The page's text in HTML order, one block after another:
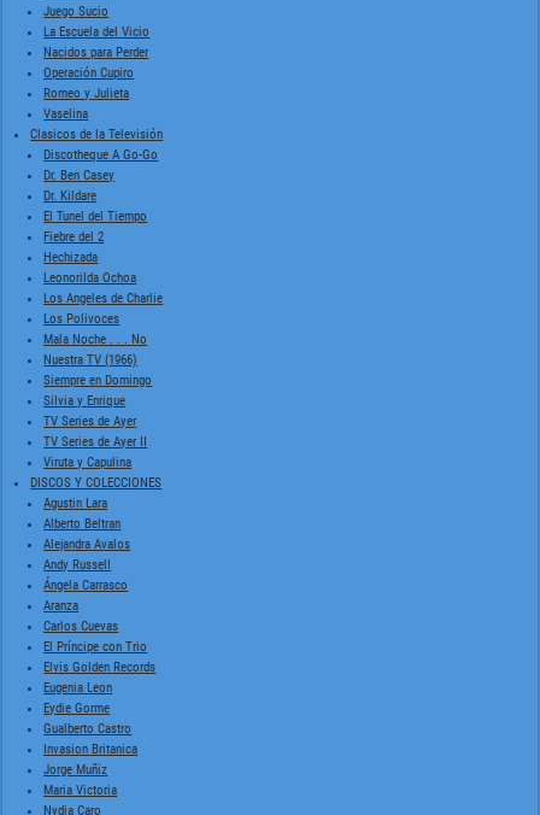
Juego Sucio
La Escuela del Vicio
Nacidos para Perder
Operación Cupiro
Romeo y Julieta
Vaselina
Clasicos de la Televisión
Discotheque A Go-Go
Dr. Ben Casey
Dr. Kildare
El Tunel del Tiempo
Fiebre del 2
Hechizada
Leonorilda Ochoa
Los Angeles de Charlie
Los Polivoces
Mala Noche . . . No
Nuestra TV (1966)
Siempre en Domingo
Silvia y Enrique
TV Series de Ayer
TV Series de Ayer II
Viruta y Capulina
DISCOS Y COLECCIONES
Agustin Lara
Alberto Beltran
Alejandra Avalos
Andy Russell
Ángela Carrasco
Aranza
Carlos Cuevas
El Príncipe con Trio
Elvis Golden Records
Eugenia Leon
Eydie Gorme
Gualberto Castro
Invasion Britanica
Jorge Muñiz
Maria Victoria
Nydia Caro